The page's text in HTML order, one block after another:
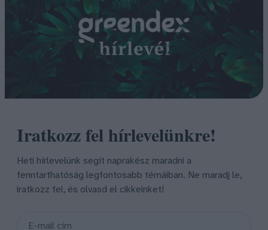
Iratkozz fel hírlevelünkre!
Heti hírlevelünk segít naprakész maradni a
fenntarthatóság legfontosabb témáiban. Ne maradj le,
iratkozz fel, és olvasd el cikkeinket!